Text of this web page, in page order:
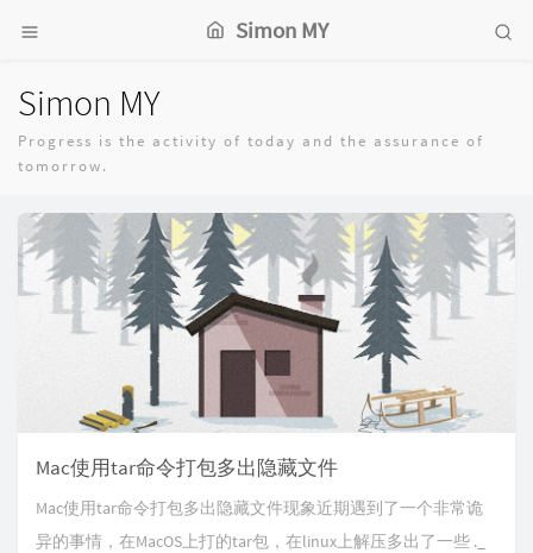
Simon MY
Simon MY
Progress is the activity of today and the assurance of
tomorrow.
Mac使用tar命令打包多出隐藏文件
Mac使用tar命令打包多出隐藏文件现象近期遇到了一个非常诡
异的事情，在MacOS上打的tar包，在linux上解压多出了一些 ._